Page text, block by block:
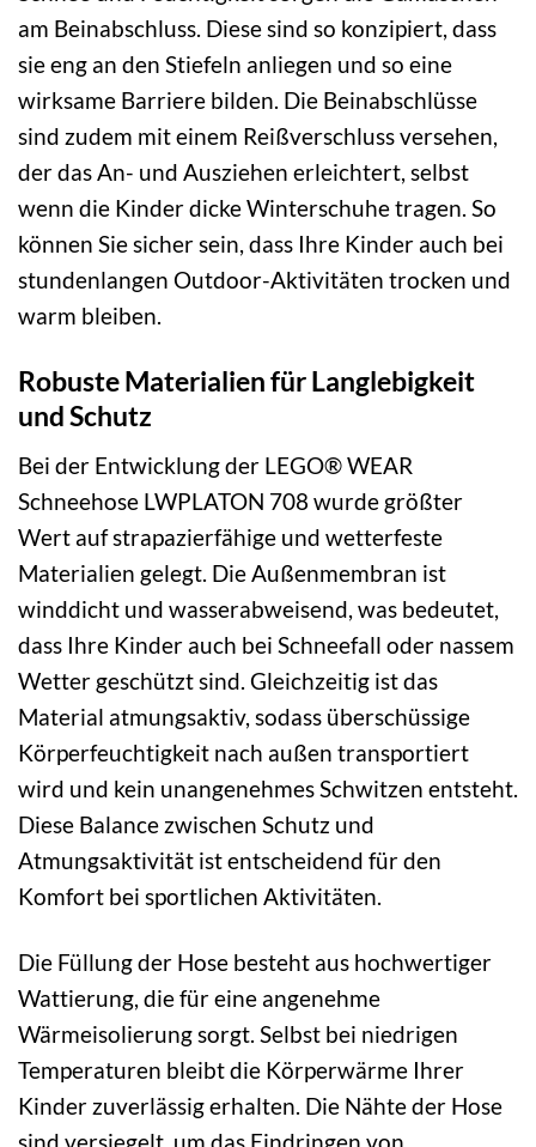
am Beinabschluss. Diese sind so konzipiert, dass
sie eng an den Stiefeln anliegen und so eine
wirksame Barriere bilden. Die Beinabschlüsse
sind zudem mit einem Reißverschluss versehen,
der das An- und Ausziehen erleichtert, selbst
wenn die Kinder dicke Winterschuhe tragen. So
können Sie sicher sein, dass Ihre Kinder auch bei
stundenlangen Outdoor-Aktivitäten trocken und
warm bleiben.
Robuste Materialien für Langlebigkeit
und Schutz
Bei der Entwicklung der LEGO® WEAR
Schneehose LWPLATON 708 wurde größter
Wert auf strapazierfähige und wetterfeste
Materialien gelegt. Die Außenmembran ist
winddicht und wasserabweisend, was bedeutet,
dass Ihre Kinder auch bei Schneefall oder nassem
Wetter geschützt sind. Gleichzeitig ist das
Material atmungsaktiv, sodass überschüssige
Körperfeuchtigkeit nach außen transportiert
wird und kein unangenehmes Schwitzen entsteht.
Diese Balance zwischen Schutz und
Atmungsaktivität ist entscheidend für den
Komfort bei sportlichen Aktivitäten.
Die Füllung der Hose besteht aus hochwertiger
Wattierung, die für eine angenehme
Wärmeisolierung sorgt. Selbst bei niedrigen
Temperaturen bleibt die Körperwärme Ihrer
Kinder zuverlässig erhalten. Die Nähte der Hose
sind versiegelt, um das Eindringen von